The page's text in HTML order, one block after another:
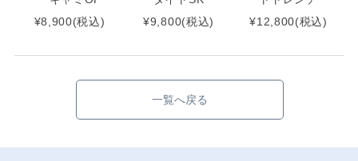
¥8,900(税込)
¥9,800(税込)
¥12,800(税込)
一覧へ戻る